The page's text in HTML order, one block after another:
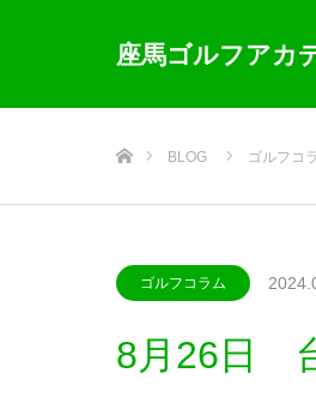
座馬ゴルフアカ
BLOG ゴルフコ
ゴルフコラム
8月26日